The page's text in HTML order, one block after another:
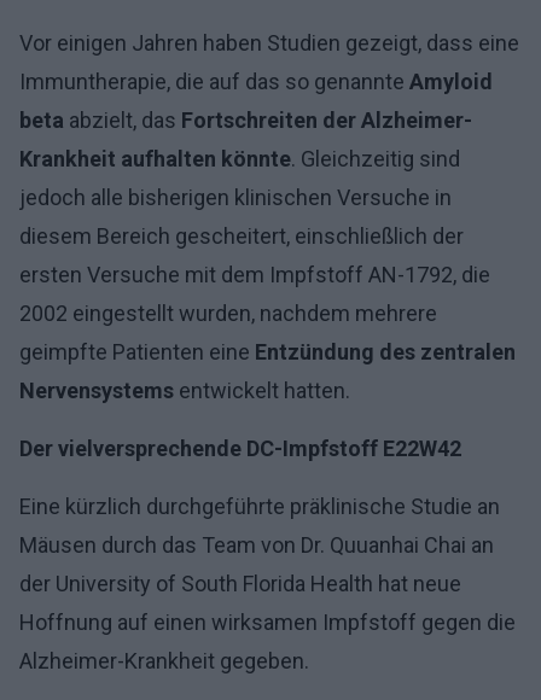
Vor einigen Jahren haben Studien gezeigt, dass eine
Immuntherapie, die auf das so genannte Amyloid
beta abzielt, das Fortschreiten der Alzheimer-
Krankheit aufhalten könnte. Gleichzeitig sind
jedoch alle bisherigen klinischen Versuche in
diesem Bereich gescheitert, einschließlich der
ersten Versuche mit dem Impfstoff AN-1792, die
2002 eingestellt wurden, nachdem mehrere
geimpfte Patienten eine Entzündung des zentralen
Nervensystems entwickelt hatten.
Der vielversprechende DC-Impfstoff E22W42
Eine kürzlich durchgeführte präklinische Studie an
Mäusen durch das Team von Dr. Quuanhai Chai an
der University of South Florida Health hat neue
Hoffnung auf einen wirksamen Impfstoff gegen die
Alzheimer-Krankheit gegeben.